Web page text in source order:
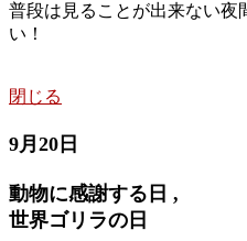
普段は見ることが出来ない夜
い！
閉じる
9月20日
動物に感謝する日 ,
世界ゴリラの日